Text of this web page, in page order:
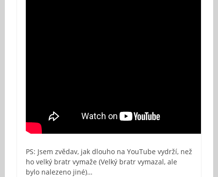
PS: Jsem zvědav, jak dlouho na YouTube vydrží, než
ho velký bratr vymaže (Velký bratr vymazal, ale
bylo nalezeno jiné)…